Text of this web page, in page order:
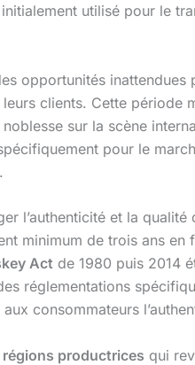
utilisé pour le
opportunités inattendues
clients. Cette période
sur la scène
pour le
l’authenticité et la qualité
minimum de trois ans en
Act de 1980 puis 2014
réglementations
consommateurs
productrices qui